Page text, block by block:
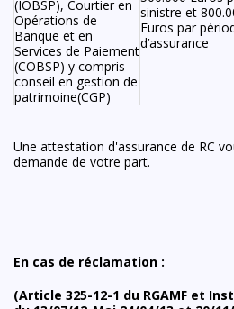
(IOBSP), Courtier en
Opérations de
Banque et en
Services de Paiement
(COBSP) y compris
conseil en gestion de
patrimoine(CGP)
sinistre et
Euros par
d’assurance
Une attestation d'assurance de RC
demande de votre part.
En cas de réclamation :
(Article 325-12-1 du RGAMF et